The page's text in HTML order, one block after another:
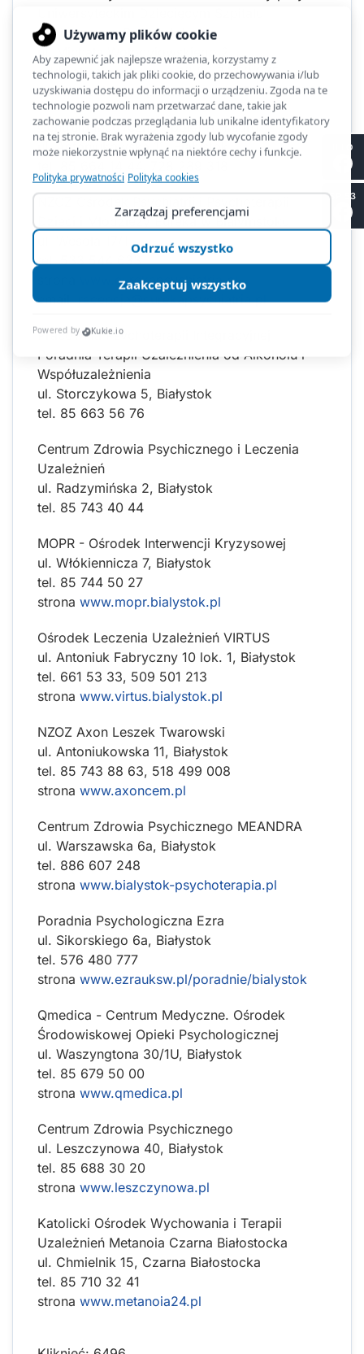
Klinicznym w Białymstoku,
ul. Michała Wołodyjowskiego 2
oddział całodobowy +48 85 74 50 975
oddział dzienny i poradnia +48 85 74 50 788
Centrum Medyczne Opoka H. Midro
ul. Antoniukowska 11, Białystok
Dzieci i Młodzieży Eureka w Białymstoku
tel. 533 544 633
www.eurekapsychiatria.pl
email:recepcja@eurekapsychiatria.pl
Pracownia Psychoterapii Integracyjnej
Poradnia Terapii Uzależnienia od Alkoholu i
Współuzależnienia
ul. Storczykowa 5, Białystok
tel. 85 663 56 76
Centrum Zdrowia Psychicznego i Leczenia
Uzależnień
ul. Radzymińska 2, Białystok
tel. 85 743 40 44
MOPR - Ośrodek Interwencji Kryzysowej
ul. Włókiennicza 7, Białystok
tel. 85 744 50 27
strona www.mopr.bialystok.pl
Ośrodek Leczenia Uzależnień VIRTUS
ul. Antoniuk Fabryczny 10 lok. 1, Białystok
tel. 661 53 33, 509 501 213
strona www.virtus.bialystok.pl
NZOZ Axon Leszek Twarowski
ul. Antoniukowska 11, Białystok
tel. 85 743 88 63, 518 499 008
strona www.axoncem.pl
Centrum Zdrowia Psychicznego MEANDRA
ul. Warszawska 6a, Białystok
tel. 886 607 248
strona www.bialystok-psychoterapia.pl
Poradnia Psychologiczna Ezra
ul. Sikorskiego 6a, Białystok
tel. 576 480 777
strona www.ezrauksw.pl/poradnie/bialystok
Qmedica - Centrum Medyczne. Ośrodek
Środowiskowej Opieki Psychologicznej
ul. Waszyngtona 30/1U, Białystok
tel. 85 679 50 00
strona www.qmedica.pl
Centrum Zdrowia Psychicznego
ul. Leszczynowa 40, Białystok
tel. 85 688 30 20
strona www.leszczynowa.pl
Katolicki Ośrodek Wychowania i Terapii
Uzależnień Metanoia Czarna Białostocka
ul. Chmielnik 15, Czarna Białostocka
tel. 85 710 32 41
strona www.metanoia24.pl
II LO
SP 53